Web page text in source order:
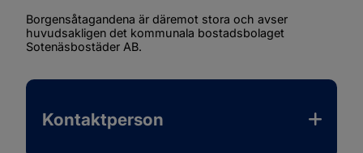
Borgensåtagandena är däremot stora och avser
huvudsakligen det kommunala bostadsbolaget
Sotenäsbostäder AB.
Kontaktperson